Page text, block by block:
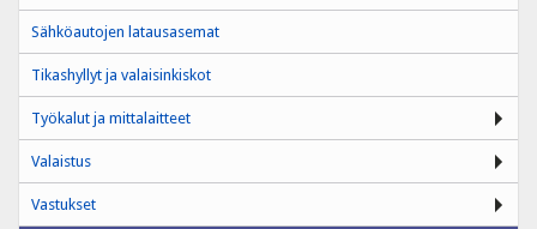
Sähköautojen latausasemat
Tikashyllyt ja valaisinkiskot
Työkalut ja mittalaitteet
Valaistus
Vastukset